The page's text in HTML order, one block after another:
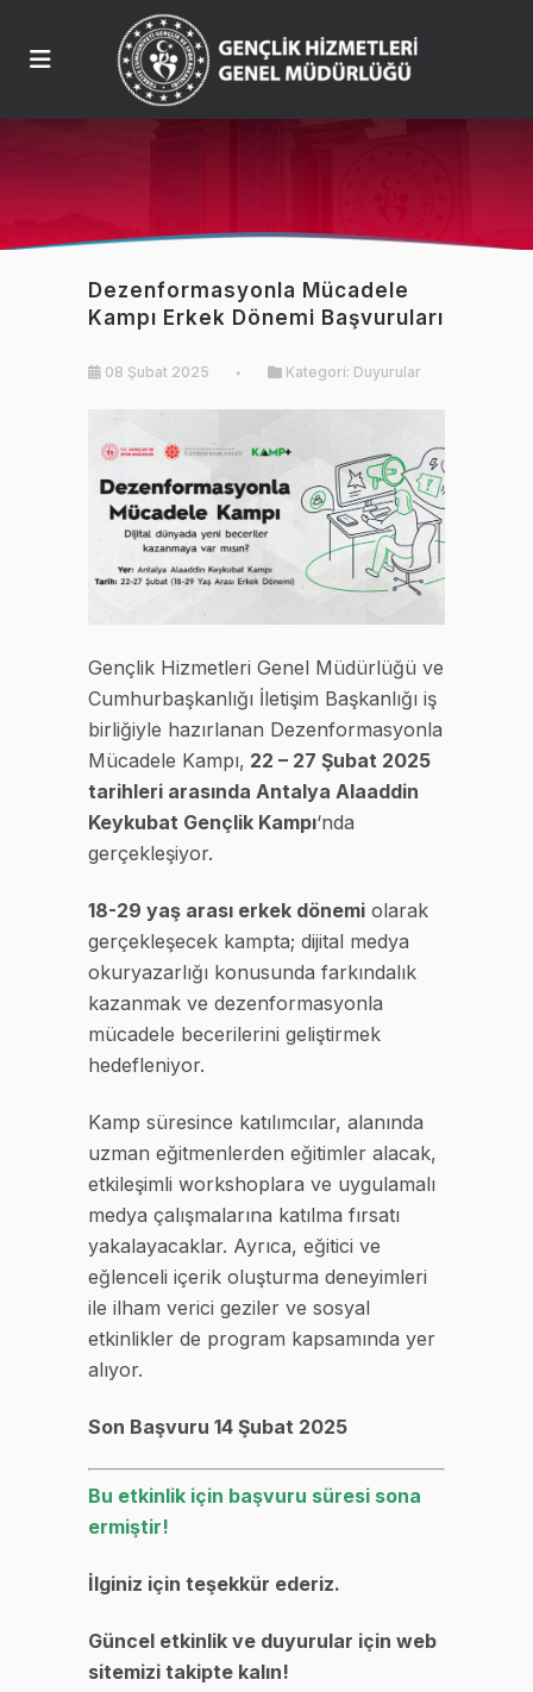
Dezenformasyonla Mücadele
Kampı Erkek Dönemi Başvuruları
08 Şubat 2025 Kategori: Duyurular
Gençlik Hizmetleri Genel Müdürlüğü ve
Cumhurbaşkanlığı İletişim Başkanlığı iş
birliğiyle hazırlanan Dezenformasyonla
Mücadele Kampı, 22 – 27 Şubat 2025
tarihleri arasında Antalya Alaaddin
Keykubat Gençlik Kampı‘nda
gerçekleşiyor.
18-29 yaş arası erkek dönemi olarak
gerçekleşecek kampta; dijital medya
okuryazarlığı konusunda farkındalık
kazanmak ve dezenformasyonla
mücadele becerilerini geliştirmek
hedefleniyor.
Kamp süresince katılımcılar, alanında
uzman eğitmenlerden eğitimler alacak,
etkileşimli workshoplara ve uygulamalı
medya çalışmalarına katılma fırsatı
yakalayacaklar. Ayrıca, eğitici ve
eğlenceli içerik oluşturma deneyimleri
ile ilham verici geziler ve sosyal
etkinlikler de program kapsamında yer
alıyor.
Son Başvuru 14 Şubat 2025
Bu etkinlik için başvuru süresi sona
ermiştir!
İlginiz için teşekkür ederiz.
Güncel etkinlik ve duyurular için web
sitemizi takipte kalın!